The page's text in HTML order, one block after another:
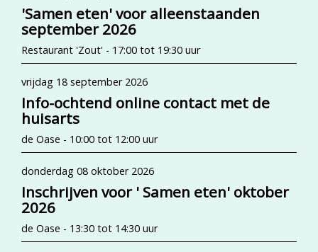
'Samen eten' voor alleenstaanden
september 2026
Restaurant 'Zout' - 17:00 tot 19:30 uur
vrijdag 18 september 2026
Info-ochtend online contact met de
huisarts
de Oase - 10:00 tot 12:00 uur
donderdag 08 oktober 2026
Inschrijven voor ' Samen eten' oktober
2026
de Oase - 13:30 tot 14:30 uur